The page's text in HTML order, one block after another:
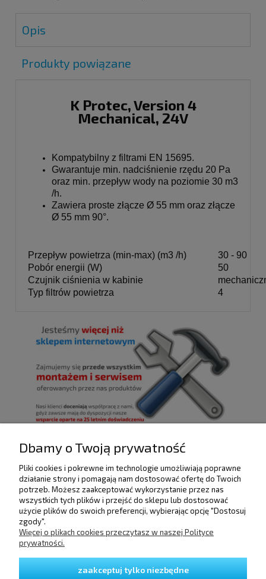
Opis
Produkty powiązane
K Protec, Version 4
Mechanical, 24V
Kompatybilny z filtrami EN 15695.
Gwarantuje min. nadciśnienie rzędu 20 Pa
oraz min. przepływ wody na poziomie 30 m3
/h.
Zawiera proste złącze Ø 55 mm oraz złącze
Ø 55 mm 90°.
Przepływ powietrza (min-max) (m3 /h)
30 - 90
Pobór energii (W)
50
Czujnik ciśnienia w kabinie
Typ filtrów powietrza
4
POMOC
DOSTAWA I PŁATNOŚCI
Dbamy o Twoją prywatność
Pliki cookies i pokrewne im technologie umożliwiają poprawne
działanie strony i pomagają nam dostosować ofertę do Twoich
potrzeb. Możesz zaakceptować wykorzystanie przez nas
wszystkich tych plików i przejść do sklepu lub dostosować
użycie plików do swoich preferencji, wybierając opcję "Dostosuj
zgody".
Więcej o plikach cookies przeczytasz w naszej Polityce
prywatności.
zaakceptuj tylko niezbędne